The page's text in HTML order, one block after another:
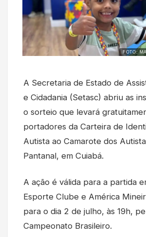
FOTO:
A Secretaria de Estado de
e Cidadania (Setasc) abriu as
o sorteio que levará
portadores da Carteira de
Autista ao Camarote dos
Pantanal, em Cuiabá.
A ação é válida para a partida
Esporte Clube e América
para o dia 2 de julho, às 19h,
Campeonato Brasileiro.